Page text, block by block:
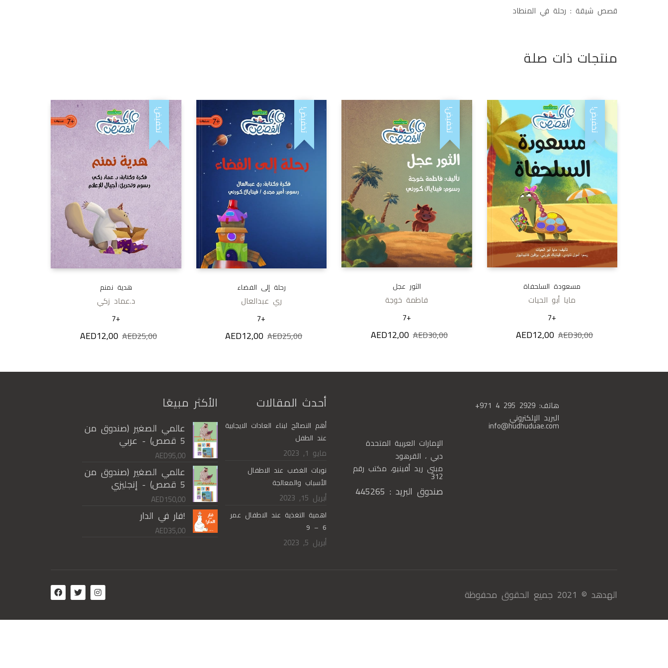
قصص شيقة : رحلة في المنطاد
منتجات ذات صلة
تخفيض!
مسعودة السلحفاة
مايا أبو الحيات
+7
AED30,00 السعر الأصلي هو: AED30,00.
AED12,00 السعر الحالي هو: AED12,00.
تخفيض!
الثور عجل
فاطمة خوجة
+7
AED30,00 السعر الأصلي هو: AED30,00.
AED12,00 السعر الحالي هو: AED12,00.
تخفيض!
رحلة إلى الفضاء
ري عبدالعال
+7
AED25,00 السعر الأصلي هو: AED25,00.
AED12,00 السعر الحالي هو: AED12,00.
تخفيض!
هدية نمنم
د.عماد زكي
+7
AED25,00 السعر الأصلي هو: AED25,00.
AED12,00 السعر الحالي هو: AED12,00.
الأكثر مبيعًا
عالمي الصغير (صندوق من
5 قصص) - عربي
AED95,00
عالمي الصغير (صندوق من
5 قصص) - إنجليزي
AED150,00
!فار في الدار
AED35,00
أحدث المقالات
أهم النصائح لبناء العادات الايجابية
عند الطفل
مايو 1, 2023
نوبات الغضب عند الاطفال
الأسباب والمعالجة
أبريل 15, 2023
اهمية التغذية عند الاطفال عمر
6 – 9
أبريل 5, 2023
هاتف: +971 4 295 2929
البريد الإلكتروني
info@hudhuduae.com
الإمارات العربية المتحدة
دبي ، القرهود
مبنى ريد أفينيو، مكتب رقم
312
صندوق البريد : 445265
الهدهد © 2021 جميع الحقوق محفوظة